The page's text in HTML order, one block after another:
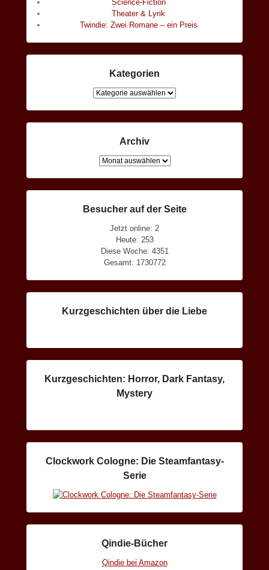
Science-Fiction
Theater & Lyrik
Twindie: Zwei Romane – ein Preis
Kategorien
Kategorien
Archiv
Archiv
Besucher auf der Seite
Jetzt online: 2
Heute: 253
Diese Woche: 4351
Gesamt: 1730772
Kurzgeschichten über die Liebe
Kurzgeschichten: Horror, Dark Fantasy,
Mystery
Clockwork Cologne: Die Steamfantasy-
Serie
Qindie-Bücher
Qindie bei Amazon